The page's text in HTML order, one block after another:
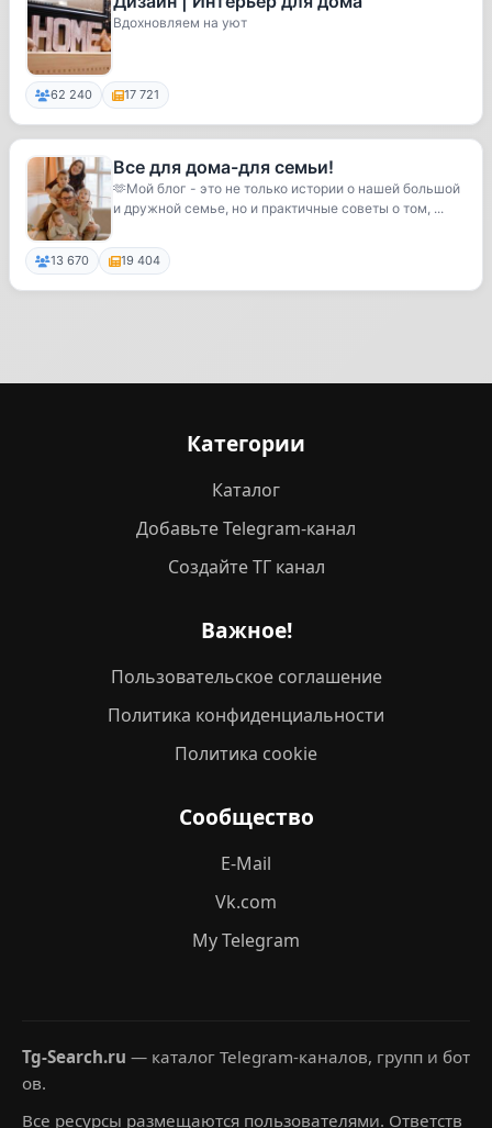
Вдохновляем на уют
62 240 17 721
Все для дома-для семьи!
🫶Мой блог - это не только истории о нашей большой
и дружной семье, но и практичные советы о том, ...
13 670 19 404
Категории
Каталог
Добавьте Telegram-канал
Создайте ТГ канал
Важное!
Пользовательское соглашение
Политика конфиденциальности
Политика cookie
Сообщество
E-Mail
Vk.com
My Telegram
Tg-Search.ru — каталог Telegram-каналов, групп и бот
ов.
Все ресурсы размещаются пользователями. Ответств